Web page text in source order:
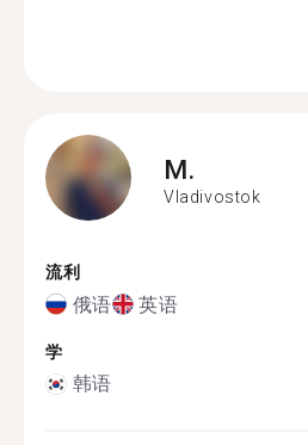
M.
Vladivostok
流利
俄语 英语
学
韩语